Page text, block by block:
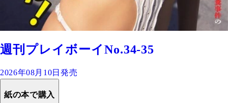
週刊プレイボーイNo.34-35
2026年08月10日発売
紙の本で購入